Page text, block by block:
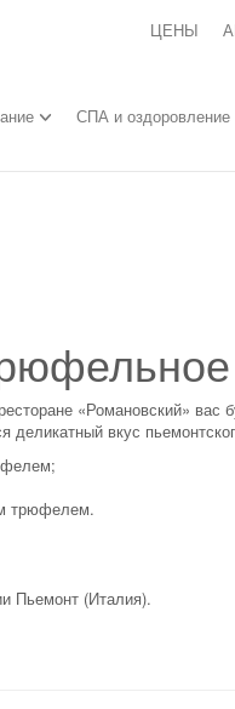
ЦЕНЫ
СПА и оздоровление
«Романовский»
деликатный вкус
трюфелем.
Пьемонт (Италия).